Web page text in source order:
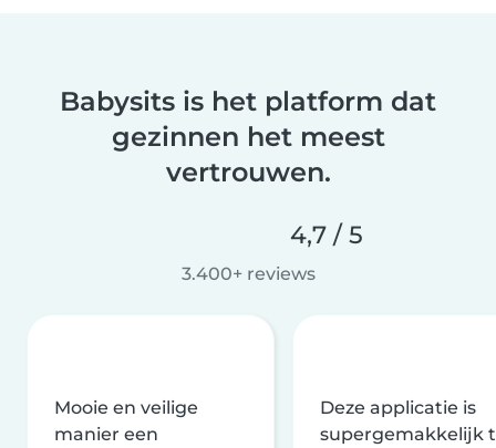
Babysits is het platform dat
gezinnen het meest
vertrouwen.
4,7 / 5
3.400+ reviews
Mooie en veilige
manier een
Deze applicatie is
supergemakkelijk